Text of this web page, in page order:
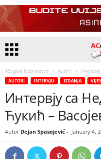
ASoglas Izdavaštvo Autori
AUTORI INTERVJU IZDANJA
Интервју са
Ћукић –
Autor Dejan Spasojević - January 4,